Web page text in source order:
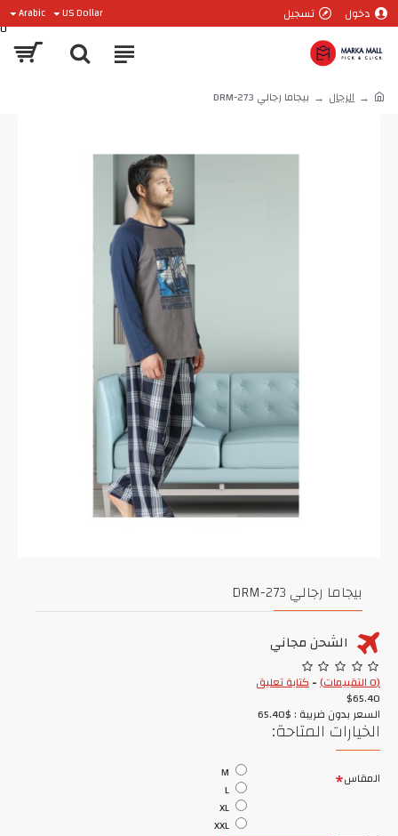
دخول تسجيل US Dollar
Arabic
0
الرجال بيجاما رجالي DRM-273
بيجاما رجالي DRM-273
الشحن مجاني
(0 التقييمات) -كتابة تعليق
$65.40
السعر بدون ضريبة : $65.40
الخيارات المتاحة:
المقاس
M
L
XL
XXL